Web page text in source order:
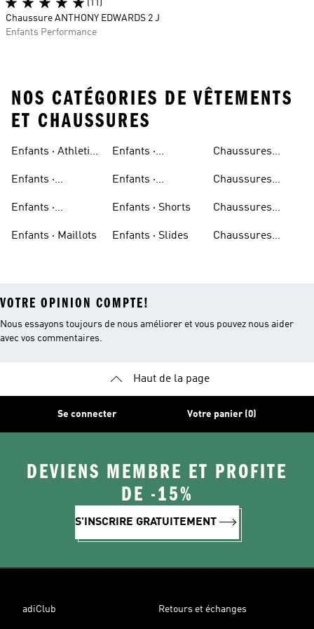
(11)
Chaussure ANTHONY EDWARDS 2 J
Enfants Performance
NOS CATÉGORIES DE VÊTEMENTS
ET CHAUSSURES
Enfants · Athletic
Enfants ·
Enfants ·
Basketball
Enfants · Maillots
Enfants ·
Enfants ·
Course
Enfants · Shorts
Enfants · Slides
Chaussures
Chaussures
Chaussures
Chaussures
VOTRE OPINION COMPTE!
Nous essayons toujours de nous améliorer et vous pouvez nous aider
avec vos commentaires.
Haut de la page
Se connecter Votre panier (0)
DEVIENS MEMBRE ET PROFITE
DE -15%
S'INSCRIRE GRATUITEMENT
adiClub Retours et échanges